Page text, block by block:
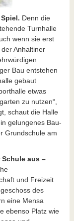
Denn die
Turnhalle
wenn sie erst
Anhaltiner
Bau entstehen
gebaut
etwas
zu nutzen“,
schaut die Halle
gelungenes Bau-
Grundschule am
aus –
und Freizeit
des
eine Mensa
ebenso Platz wie